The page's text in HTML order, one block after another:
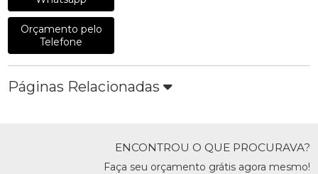
Orçamento pelo
Telefone
Páginas Relacionadas
ENCONTROU O QUE PROCURAVA?
Faça seu orçamento grátis agora mesmo!